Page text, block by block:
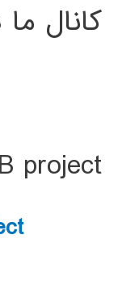
کانال
project